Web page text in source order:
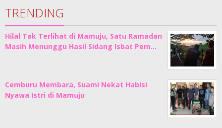
TRENDING
Hilal Tak Terlihat di Mamuju, Satu Ramadan
Masih Menunggu Hasil Sidang Isbat Pem…
Cemburu Membara, Suami Nekat Habisi
Nyawa Istri di Mamuju